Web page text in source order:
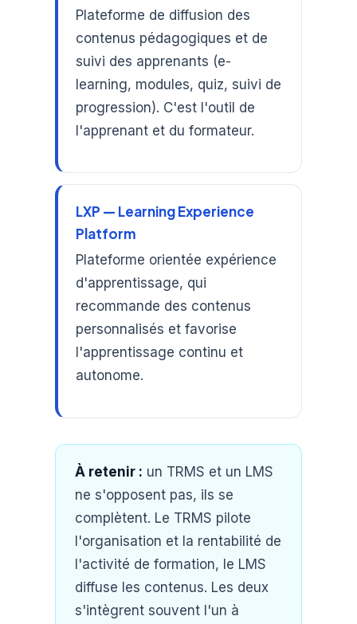
Plateforme de diffusion des
contenus pédagogiques et de
suivi des apprenants (e-
learning, modules, quiz, suivi de
progression). C'est l'outil de
l'apprenant et du formateur.
LXP — Learning Experience
Platform
Plateforme orientée expérience
d'apprentissage, qui
recommande des contenus
personnalisés et favorise
l'apprentissage continu et
autonome.
À retenir : un TRMS et un LMS
ne s'opposent pas, ils se
complètent. Le TRMS pilote
l'organisation et la rentabilité de
l'activité de formation, le LMS
diffuse les contenus. Les deux
s'intègrent souvent l'un à